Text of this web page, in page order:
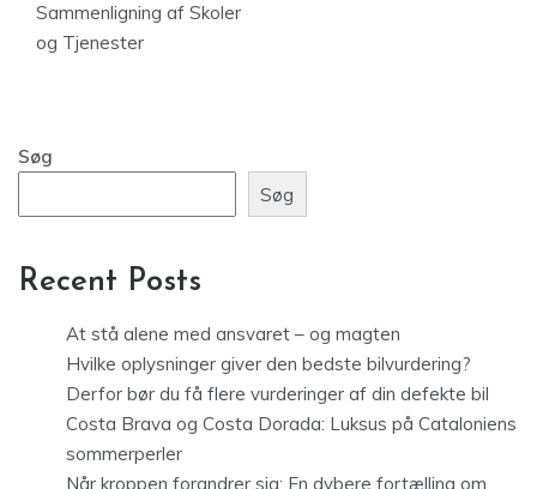
Sammenligning af Skoler
og Tjenester
Søg
Søg
Recent Posts
At stå alene med ansvaret – og magten
Hvilke oplysninger giver den bedste bilvurdering?
Derfor bør du få flere vurderinger af din defekte bil
Costa Brava og Costa Dorada: Luksus på Cataloniens
sommerperler
Når kroppen forandrer sig: En dybere fortælling om